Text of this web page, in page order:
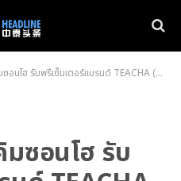
บพรีเซ็นเตอร์แบรนด์ TEACHA (ทีชะ) เปิดตัวครั้งแรกในไทย
มซอนโฮ รับ